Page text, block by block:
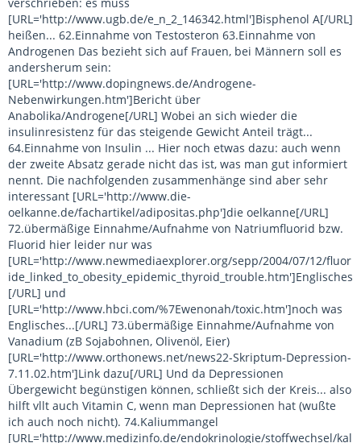
[URL='http://www.ugb.de/e_n_2_146342.html']Bisphenol A[/URL]
heißen... 62.Einnahme von Testosteron 63.Einnahme von
Androgenen Das bezieht sich auf Frauen, bei Männern soll es
andersherum sein:
[URL='http://www.dopingnews.de/Androgene-
Nebenwirkungen.htm']Bericht über
Anabolika/Androgene[/URL] Wobei an sich wieder die
insulinresistenz für das steigende Gewicht Anteil trägt...
64.Einnahme von Insulin ... Hier noch etwas dazu: auch wenn
der zweite Absatz gerade nicht das ist, was man gut informiert
nennt. Die nachfolgenden zusammenhänge sind aber sehr
interessant [URL='http://www.die-
oelkanne.de/fachartikel/adipositas.php']die oelkanne[/URL]
72.übermäßige Einnahme/Aufnahme von Natriumfluorid bzw.
Fluorid hier leider nur was
[URL='http://www.newmediaexplorer.org/sepp/2004/07/12/fluor
ide_linked_to_obesity_epidemic_thyroid_trouble.htm']Englisches
[/URL] und
[URL='http://www.hbci.com/%7Ewenonah/toxic.htm']noch was
Englisches...[/URL] 73.übermäßige Einnahme/Aufnahme von
Vanadium (zB Sojabohnen, Olivenöl, Eier)
[URL='http://www.orthonews.net/news22-Skriptum-Depression-
7.11.02.htm']Link dazu[/URL] Und da Depressionen
Übergewicht begünstigen können, schließt sich der Kreis... also
hilft vllt auch Vitamin C, wenn man Depressionen hat (wußte
ich auch noch nicht). 74.Kaliummangel
[URL='http://www.medizinfo.de/endokrinologie/stoffwechsel/kal